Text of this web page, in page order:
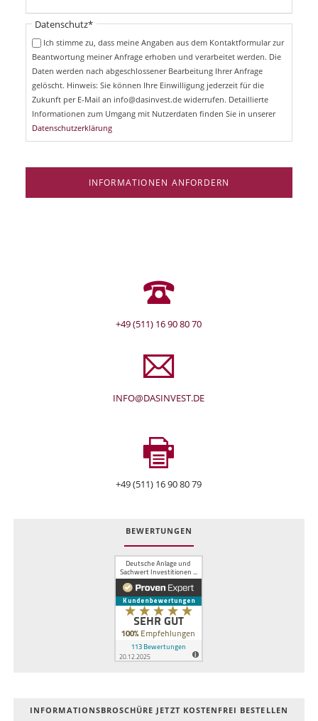
t
f
i
Pflichtfeld
Datenschutz*
Ich stimme zu, dass meine Angaben aus dem Kontaktformular zur
Beantwortung meiner Anfrage erhoben und verarbeitet werden. Die
Daten werden nach abgeschlossener Bearbeitung Ihrer Anfrage
gelöscht. Hinweis: Sie können Ihre Einwilligung jederzeit für die
Zukunft per E-Mail an info@dasinvest.de widerrufen. Detaillierte
Informationen zum Umgang mit Nutzerdaten finden Sie in unserer
Datenschutzerklärung
INFORMATIONEN ANFORDERN
+49 (511) 16 90 80 70
INFO@DASINVEST.DE
+49 (511) 16 90 80 79
BEWERTUNGEN
INFOR­MATIONS­BROSCHÜRE JETZT KOSTEN­FREI BESTELLEN